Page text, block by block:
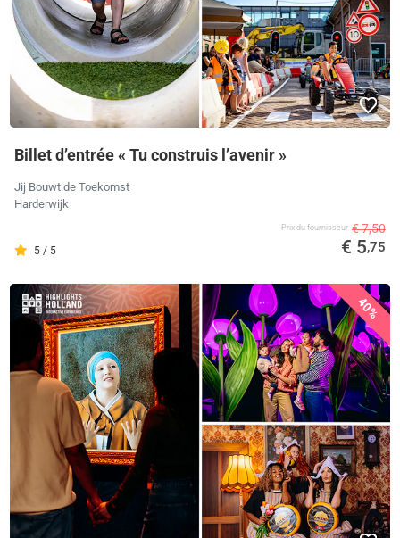
Billet d’entrée « Tu construis l’avenir »
Jij Bouwt de Toekomst
Harderwijk
5 / 5
Prix ​​du fournisseur € 7,50
€ 5,75
40%